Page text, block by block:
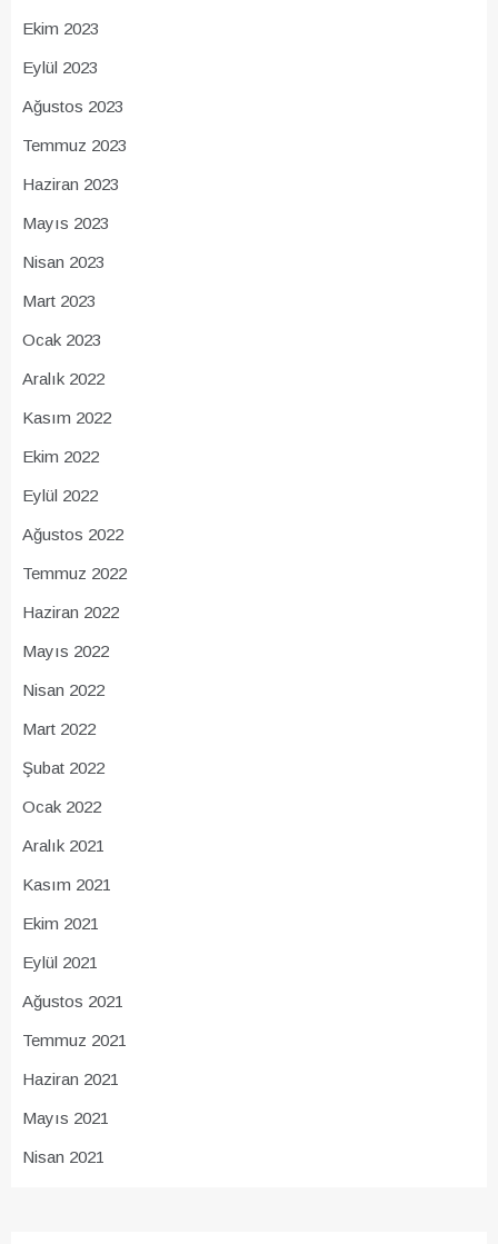
Ekim 2023
Eylül 2023
Ağustos 2023
Temmuz 2023
Haziran 2023
Mayıs 2023
Nisan 2023
Mart 2023
Ocak 2023
Aralık 2022
Kasım 2022
Ekim 2022
Eylül 2022
Ağustos 2022
Temmuz 2022
Haziran 2022
Mayıs 2022
Nisan 2022
Mart 2022
Şubat 2022
Ocak 2022
Aralık 2021
Kasım 2021
Ekim 2021
Eylül 2021
Ağustos 2021
Temmuz 2021
Haziran 2021
Mayıs 2021
Nisan 2021